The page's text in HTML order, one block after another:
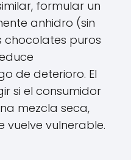
formular un
anhidro (sin
puros
de deterioro. El
si el consumidor
mezcla seca,
vuelve vulnerable.